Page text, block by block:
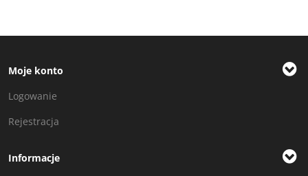
Moje konto
Logowanie
Rejestracja
Informacje